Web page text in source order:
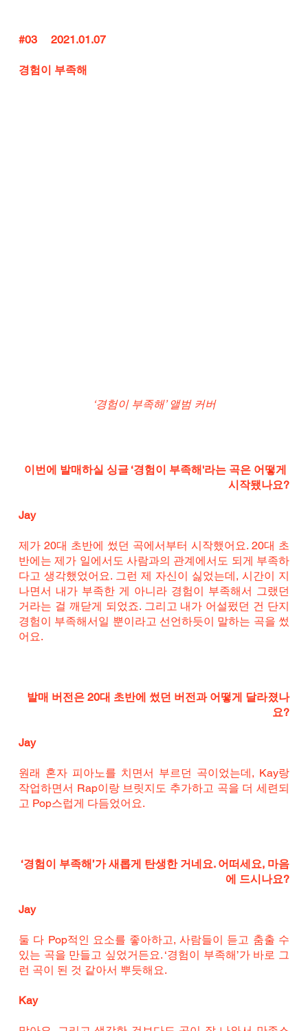
#03
     2021.01.07
경험이 부족해
‘경험이 부족해’ 앨범 커버
이번에 발매하실 싱글 ‘경험이 부족해'라는 곡은 어떻게
시작됐나요?
Jay
제가 20대 초반에 썼던 곡에서부터 시작했어요. 20대 초
반에는 제가 일에서도 사람과의 관계에서도 되게 부족하
다고 생각했었어요. 그런 제 자신이 싫었는데, 시간이 지
나면서 내가 부족한 게 아니라 경험이 부족해서 그랬던
거라는 걸 깨닫게 되었죠. 그리고 내가 어설펐던 건 단지
경험이 부족해서일 뿐이라고 선언하듯이 말하는 곡을 썼
어요.
발매 버전은 20대 초반에 썼던 버전과 어떻게 달라졌나
요?
Jay
원래 혼자 피아노를 치면서 부르던 곡이었는데, Kay랑
작업하면서 Rap이랑 브릿지도 추가하고 곡을 더 세련되
고 Pop스럽게 다듬었어요.
‘경험이 부족해’가 새롭게 탄생한 거네요. 어떠세요, 마음
에 드시나요?
Jay
둘 다 Pop적인 요소를 좋아하고, 사람들이 듣고 춤출 수
있는 곡을 만들고 싶었거든요. ‘경험이 부족해’가 바로 그
런 곡이 된 것 같아서 뿌듯해요.
Kay